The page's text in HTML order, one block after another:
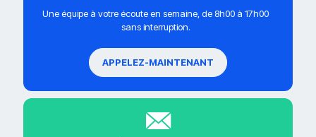
Une équipe à votre écoute en semaine, de 8h00 à 17h00
sans interruption.
APPELEZ-MAINTENANT